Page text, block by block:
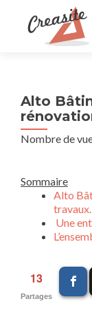
Alto
Nombre de
Sommaire
Alto
travaux.
Une
13
Partages